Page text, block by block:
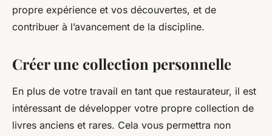
propre expérience et vos découvertes, et de
contribuer à l’avancement de la discipline.
Créer une collection personnelle
En plus de votre travail en tant que restaurateur, il est
intéressant de développer votre propre collection de
livres anciens et rares. Cela vous permettra non